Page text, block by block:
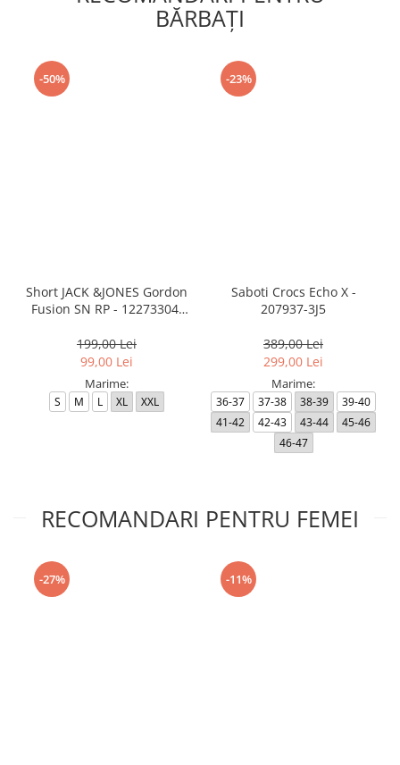
BĂRBAŢI
-50%
Short JACK &JONES Gordon
Fusion SN RP - 12273304-
199,00 Lei
99,00 Lei
Marime:
S M L XL XXL
-23%
Saboti Crocs Echo X -
207937-3J5
389,00 Lei
299,00 Lei
Marime:
36-37 37-38 38-39
39-40
41-42
42-43 43-44
45-46
46-47
RECOMANDARI PENTRU FEMEI
-27% -11%